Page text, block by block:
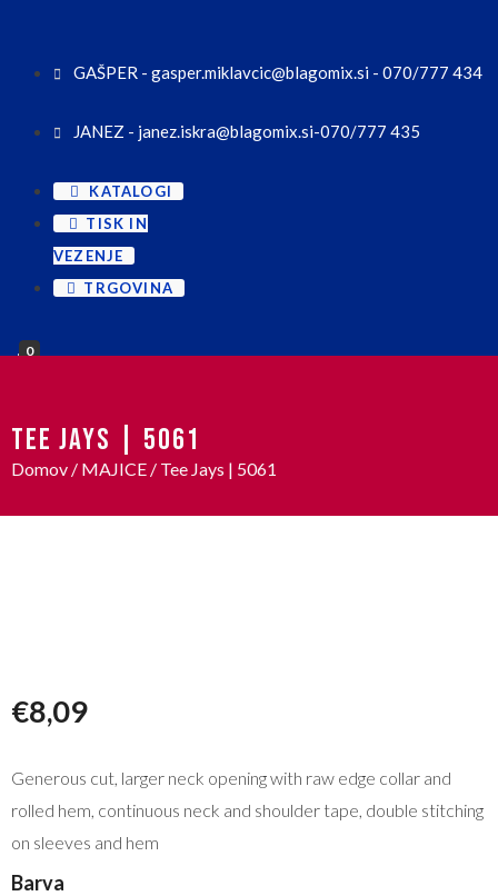
GAŠPER - gasper.miklavcic@blagomix.si - 070/777 434
JANEZ - janez.iskra@blagomix.si-070/777 435
KATALOGI
TISK IN
VEZENJE
TRGOVINA
0
TEE JAYS | 5061
Domov / MAJICE / Tee Jays | 5061
€8,09
Generous cut, larger neck opening with raw edge collar and
rolled hem, continuous neck and shoulder tape, double stitching
on sleeves and hem
Barva